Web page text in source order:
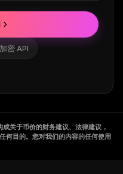
密 API
关于币价的财务建议、法律建议，
何目的。您对我们的内容的任何使用